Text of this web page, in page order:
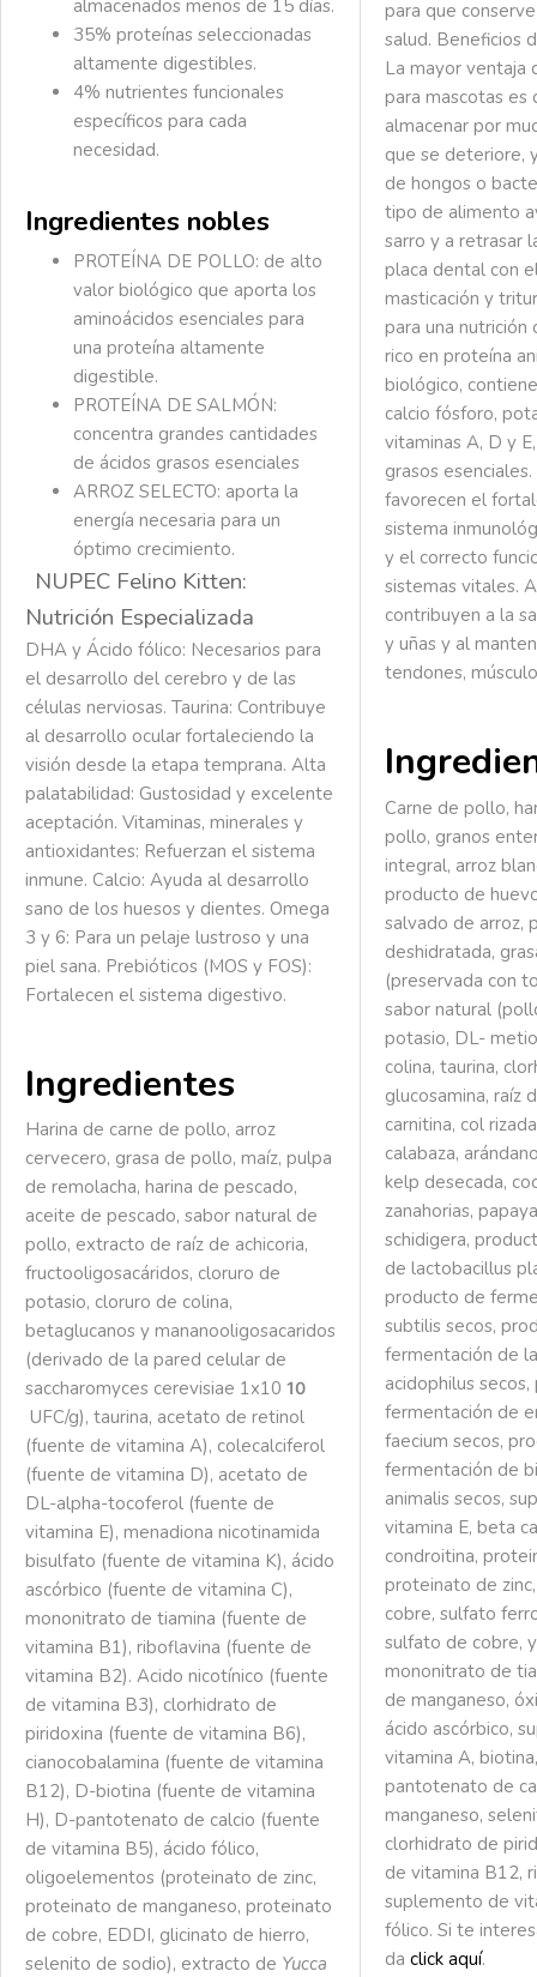
almacenados menos de 15 días.
35% proteínas seleccionadas
altamente digestibles.
4% nutrientes funcionales
específicos para cada
necesidad.
Ingredientes nobles
PROTEÍNA DE POLLO: de alto
valor biológico que aporta los
aminoácidos esenciales para
una proteína altamente
digestible.
PROTEÍNA DE SALMÓN:
concentra grandes cantidades
de ácidos grasos esenciales
ARROZ SELECTO: aporta la
energía necesaria para un
óptimo crecimiento.
NUPEC Felino Kitten:
Nutrición Especializada
DHA y Ácido fólico: Necesarios para
el desarrollo del cerebro y de las
células nerviosas. Taurina: Contribuye
al desarrollo ocular fortaleciendo la
visión desde la etapa temprana. Alta
palatabilidad: Gustosidad y excelente
aceptación. Vitaminas, minerales y
antioxidantes: Refuerzan el sistema
inmune. Calcio: Ayuda al desarrollo
sano de los huesos y dientes. Omega
3 y 6: Para un pelaje lustroso y una
piel sana. Prebióticos (MOS y FOS):
Fortalecen el sistema digestivo.
Ingredientes
Harina de carne de pollo, arroz
cervecero, grasa de pollo, maíz, pulpa
de remolacha, harina de pescado,
aceite de pescado, sabor natural de
pollo, extracto de raíz de achicoria,
fructooligosacáridos, cloruro de
potasio, cloruro de colina,
betaglucanos y mananooligosacaridos
(derivado de la pared celular de
saccharomyces cerevisiae 1x10 10
UFC/g), taurina, acetato de retinol
(fuente de vitamina A), colecalciferol
(fuente de vitamina D), acetato de
DL-alpha-tocoferol (fuente de
vitamina E), menadiona nicotinamida
bisulfato (fuente de vitamina K), ácido
ascórbico (fuente de vitamina C),
mononitrato de tiamina (fuente de
vitamina B1), riboflavina (fuente de
vitamina B2). Acido nicotínico (fuente
de vitamina B3), clorhidrato de
piridoxina (fuente de vitamina B6),
cianocobalamina (fuente de vitamina
B12), D-biotina (fuente de vitamina
H), D-pantotenato de calcio (fuente
de vitamina B5), ácido fólico,
oligoelementos (proteinato de zinc,
proteinato de manganeso, proteinato
de cobre, EDDI, glicinato de hierro,
selenito de sodio), extracto de Yucca
para que
salud. Beneficios
La mayor ventaja
para mascotas es
almacenar por
que se deteriore,
de hongos o
tipo de alimento
sarro y a retrasar
placa dental con
masticación y
para una
rico en proteína
biológico,
calcio fósforo,
vitaminas A, D y
grasos
favorecen el
sistema
y el correcto
sistemas vitales.
contribuyen a la
y uñas y al
tendones,
Carne de pollo,
pollo, granos
integral, arroz
producto de
salvado de arroz,
deshidratada,
(preservada con
sabor natural
potasio, DL-
colina, taurina,
glucosamina, raíz
carnitina, col
calabaza,
kelp desecada,
zanahorias,
schidigera,
de lactobacillus
producto de
subtilis secos,
fermentación de
acidophilus
fermentación de
faecium secos,
fermentación de
animalis secos,
vitamina E, beta
condroitina,
proteinato de
cobre, sulfato
sulfato de cobre,
mononitrato de
de manganeso,
ácido ascórbico,
vitamina A,
pantotenato de
manganeso,
clorhidrato de
de vitamina B12,
suplemento de
fólico. Si te
da click aquí.